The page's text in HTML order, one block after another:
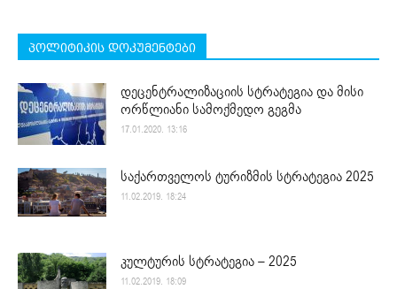
პოლიტიკის დოკუმენტები
დეცენტრალიზაციის სტრატეგია და მისი
ორწლიანი სამოქმედო გეგმა
17.01.2020. 13:16
საქართველოს ტურიზმის სტრატეგია 2025
11.02.2019. 18:24
კულტურის სტრატეგია – 2025
11.02.2019. 18:09